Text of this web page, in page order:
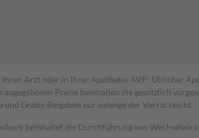
Arzt oder in Ihrer Apotheke. AVP: Üblicher
Preise beinhalten die gesetzlich
Gratis-Beigaben nur solange der Vorrat reicht.
beinhaltet die Durchführung von